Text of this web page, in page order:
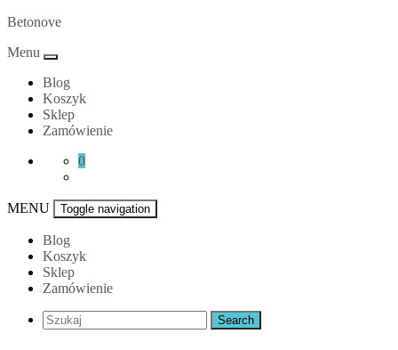
Skip
content
Betonove
Menu
Blog
Koszyk
Sklep
Zamówienie
0
MENU Toggle navigation
Blog
Koszyk
Sklep
Zamówienie